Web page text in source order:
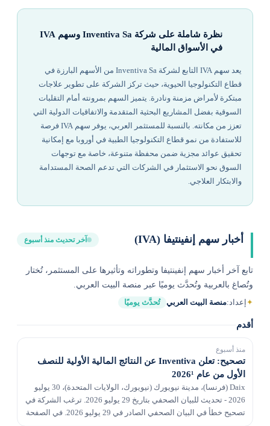
نظرة شاملة على شركة Inventiva Sa وسهم IVA
في الأسواق المالية
يعد سهم IVA التابع لشركة Inventiva Sa من الأسهم البارزة في
قطاع التكنولوجيا الحيوية، حيث تركز الشركة على تطوير علاجات
مبتكرة لأمراض مزمنة ونادرة. يتميز السهم بمرونته أمام التقلبات
السوقية بفضل المشاريع البحثية المتقدمة والاتفاقيات الدولية التي
تعزز من مكانته. بالنسبة للمستثمر العربي، يوفر سهم IVA فرصة
للاستفادة من نمو قطاع التكنولوجيا الطبية في أوروبا مع إمكانية
تحقيق عوائد مجزية ضمن محفظة متنوعة، خاصة مع توجهات
السوق نحو الاستثمار في الشركات التي تدعم الصحة المستدامة
والابتكار العلاجي.
أخبار سهم إنفينتيفا (IVA) آخر تحديث منذ أسبوع
تابع آخر أخبار سهم إنفينتيفا وتطوراته وتأثيرها على المستثمر، تُختار
وتُصاغ بالعربية وتُحدَّث يوميًا عبر منصة البيت العربي.
✦إعداد:منصة البيت العربي تُحدَّث يوميًا
أقدم
منذ أسبوع
تصحيح: تعلن Inventiva عن النتائج المالية الأولية للنصف
الأول من عام 2026¹
Daix (فرنسا)، مدينة نيويورك (نيويورك، الولايات المتحدة)، 30 يوليو
2026 - تحديث للبيان الصحفي بتاريخ 29 يوليو 2026. ترغب الشركة في
تصحيح خطأ في البيان الصحفي الصادر في 29 يوليو 2026. في الصفحة